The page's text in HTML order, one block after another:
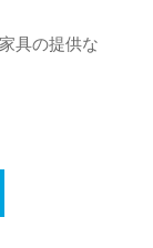
具の提供な